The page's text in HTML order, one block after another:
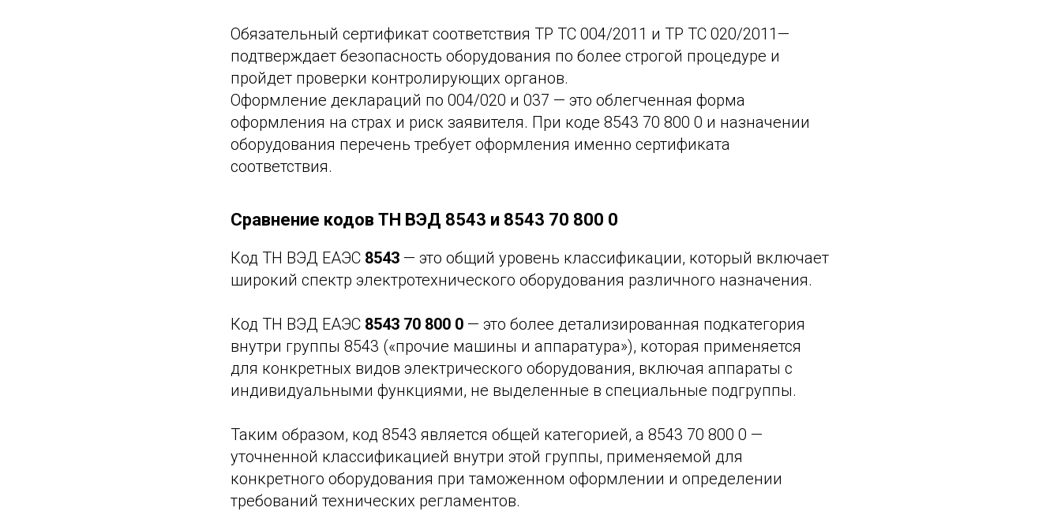
Обязательный сертификат соответствия ТР ТС 004/2011 и ТР ТС 020/2011—
подтверждает безопасность оборудования по более строгой процедуре и
пройдет проверки контролирующих органов.
Оформление деклараций по 004/020 и 037 — это облегченная форма
оформления на страх и риск заявителя. При коде 8543 70 800 0 и назначении
оборудования перечень требует оформления именно сертификата
соответствия.
Сравнение кодов ТН ВЭД 8543 и 8543 70 800 0
Код ТН ВЭД ЕАЭС 8543 — это общий уровень классификации, который включает
широкий спектр электротехнического оборудования различного назначения.
Код ТН ВЭД ЕАЭС 8543 70 800 0 — это более детализированная подкатегория
внутри группы 8543 («прочие машины и аппаратура»), которая применяется
для конкретных видов электрического оборудования, включая аппараты с
индивидуальными функциями, не выделенные в специальные подгруппы.
Таким образом, код 8543 является общей категорией, а 8543 70 800 0 —
уточненной классификацией внутри этой группы, применяемой для
конкретного оборудования при таможенном оформлении и определении
требований технических регламентов.